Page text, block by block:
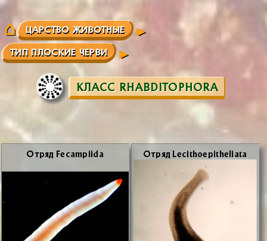
ЦАРСТВО ЖИВОТНЫЕ
ТИП ПЛОСКИЕ ЧЕРВИ
КЛАСС RHABDITOPHORA
От­ряд Fecampiida От­ряд Lecithoepitheliata